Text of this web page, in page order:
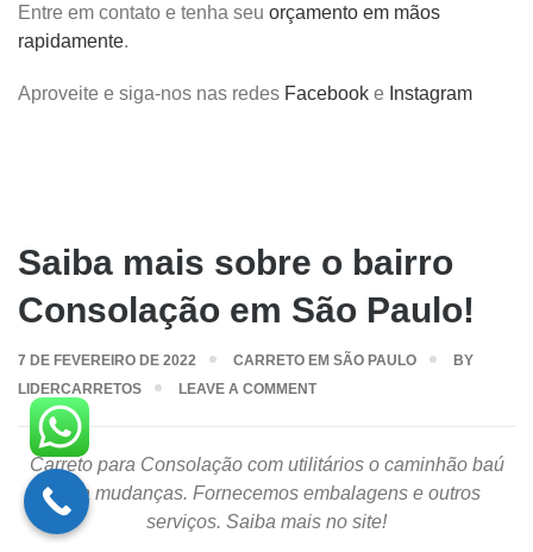
Entre em contato e tenha seu orçamento em mãos
rapidamente.
Aproveite e siga-nos nas redes Facebook e Instagram
Saiba mais sobre o bairro
Consolação em São Paulo!
7 DE FEVEREIRO DE 2022 CARRETO EM SÃO PAULO
BY
LIDERCARRETOS
LEAVE A COMMENT
Carreto para Consolação com utilitários o caminhão baú
para mudanças. Fornecemos embalagens e outros
serviços. Saiba mais no site!